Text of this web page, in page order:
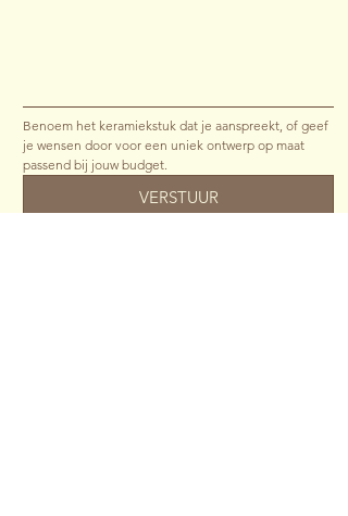
Benoem het keramiekstuk dat je aanspreekt, of geef
je wensen door voor een uniek ontwerp op maat
passend bij jouw budget.
VERSTUUR